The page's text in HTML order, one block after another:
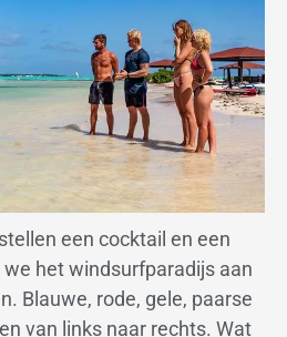
een cocktail en een
het windsurfparadijs aan
Blauwe, rode, gele, paarse
van links naar rechts. Wat